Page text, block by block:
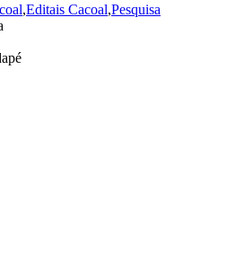
,Editais Cacoal,Pesquisa